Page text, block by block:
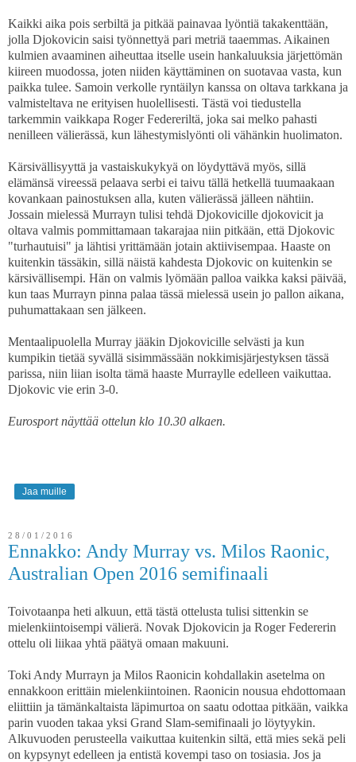
Kaikki aika pois serbiltä ja pitkää painavaa lyöntiä takakenttään,
jolla Djokovicin saisi työnnettyä pari metriä taaemmas. Aikainen
kulmien avaaminen aiheuttaa itselle usein hankaluuksia järjettömän
kiireen muodossa, joten niiden käyttäminen on suotavaa vasta, kun
paikka tulee. Samoin verkolle ryntäilyn kanssa on oltava tarkkana ja
valmisteltava ne erityisen huolellisesti. Tästä voi tiedustella
tarkemmin vaikkapa Roger Federeriltä, joka sai melko pahasti
nenilleen välierässä, kun lähestymislyönti oli vähänkin huolimaton.
Kärsivällisyyttä ja vastaiskukykyä on löydyttävä myös, sillä
elämänsä vireessä pelaava serbi ei taivu tällä hetkellä tuumaakaan
kovankaan painostuksen alla, kuten välierässä jälleen nähtiin.
Jossain mielessä Murrayn tulisi tehdä Djokovicille djokovicit ja
oltava valmis pommittamaan takarajaa niin pitkään, että Djokovic
"turhautuisi" ja lähtisi yrittämään jotain aktiivisempaa. Haaste on
kuitenkin tässäkin, sillä näistä kahdesta Djokovic on kuitenkin se
kärsivällisempi. Hän on valmis lyömään palloa vaikka kaksi päivää,
kun taas Murrayn pinna palaa tässä mielessä usein jo pallon aikana,
puhumattakaan sen jälkeen.
Mentaalipuolella Murray jääkin Djokovicille selvästi ja kun
kumpikin tietää syvällä sisimmässään nokkimisjärjestyksen tässä
parissa, niin liian isolta tämä haaste Murraylle edelleen vaikuttaa.
Djokovic vie erin 3-0.
Eurosport näyttää ottelun klo 10.30 alkaen.
Jaa muille
28/01/2016
Ennakko: Andy Murray vs. Milos Raonic,
Australian Open 2016 semifinaali
Toivotaanpa heti alkuun, että tästä ottelusta tulisi sittenkin se
mielenkiintoisempi välierä. Novak Djokovicin ja Roger Federerin
ottelu oli liikaa yhtä päätyä omaan makuuni.
Toki Andy Murrayn ja Milos Raonicin kohdallakin asetelma on
ennakkoon erittäin mielenkiintoinen. Raonicin nousua ehdottomaan
eliittiin ja tämänkaltaista läpimurtoa on saatu odottaa pitkään, vaikka
parin vuoden takaa yksi Grand Slam-semifinaali jo löytyykin.
Alkuvuoden perusteella vaikuttaa kuitenkin siltä, että mies sekä peli
on kypsynyt edelleen ja entistä kovempi taso on tosiasia. Jos ja